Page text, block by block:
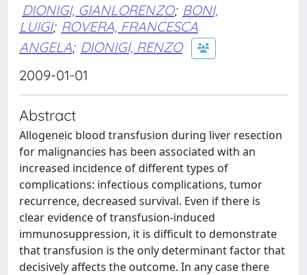
DIONIGI, GIANLORENZO; BONI,
LUIGI; ROVERA, FRANCESCA
ANGELA; DIONIGI, RENZO
2009-01-01
Abstract
Allogeneic blood transfusion during liver resection
for malignancies has been associated with an
increased incidence of different types of
complications: infectious complications, tumor
recurrence, decreased survival. Even if there is
clear evidence of transfusion-induced
immunosuppression, it is difficult to demonstrate
that transfusion is the only determinant factor that
decisively affects the outcome. In any case there